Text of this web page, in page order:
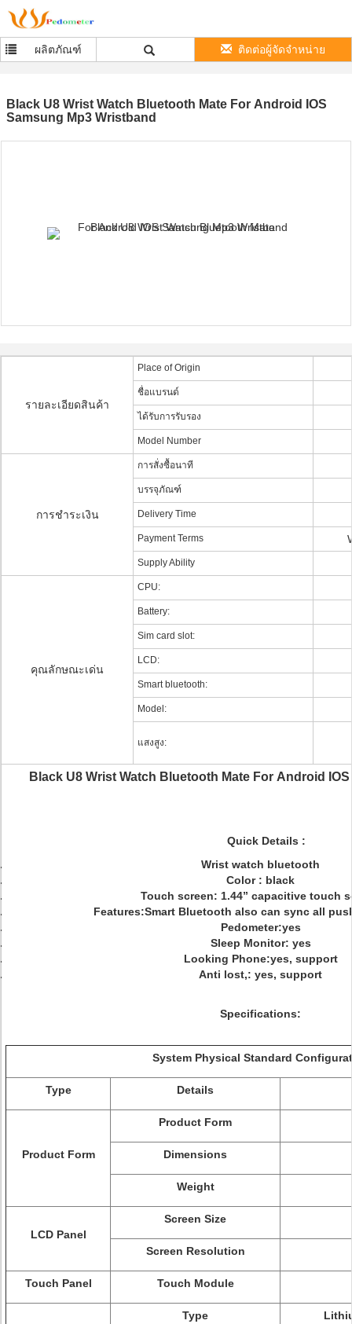
ผลิตภัณฑ์ ติดต่อผู้จัดจำหน่าย
Black U8 Wrist Watch Bluetooth Mate For Android IOS
Samsung Mp3 Wristband
รายละเอียดสินค้า
Place of Origin
ชื่อแบรนด์
ได้รับการรับรอง
Model Number
การชำระเงิน
การสั่งซื้อนาที
บรรจุภัณฑ์
Delivery Time
Payment Terms
Supply Ability
คุณลักษณะเด่น
CPU:
Battery:
Sim card slot:
LCD:
Smart bluetooth:
Model:
แสงสูง:
Black U8 Wrist Watch Bluetooth Mate For Android
Quick Details :
Wrist watch bluetooth
Color : black
Touch screen: 1.44” capacitive touch
Features:Smart Bluetooth also can sync all
Pedometer:yes
Sleep Monitor: yes
Looking Phone:yes, support
Anti lost,: yes, support
Specifications:
System Physical Standard
Type Details
Product Form
Product Form
Dimensions
Weight
LCD Panel
Screen Size
Screen Resolution
Touch Panel Touch Module
Type